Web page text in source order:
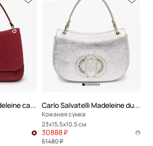
Carlo Salvatelli Madeleine camoscio Carlo Salvatelli Madeleine ducati
Кожаная сумка
23x15,5x10,5 см
30888 ₽
51480 ₽